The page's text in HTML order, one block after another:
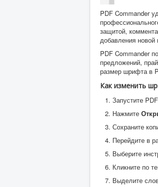
PDF Commander
защитой,
добавления новой
PDF Commander
предложений,
размер шрифта в
Как изменить
Запустите
Нажмите
Сохраните
Перейдите в
Выберите
Кликните по
Выделите